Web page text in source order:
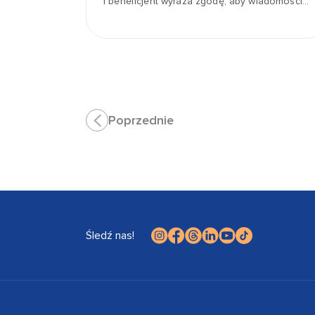
Poprzednie
Śledź nas!